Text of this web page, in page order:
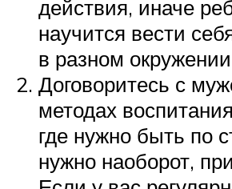
действия, иначе
научится вести
в разном
Договоритесь с
методах
где нужно быть по
нужно наоборот,